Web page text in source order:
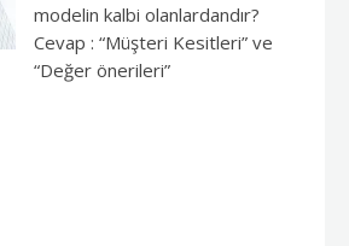
modelin kalbi olanlardandır?
Cevap : “Müşteri Kesitleri” ve
“Değer önerileri”